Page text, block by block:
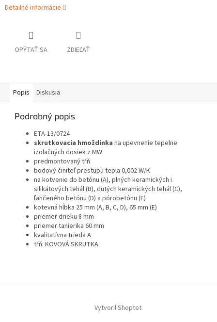
Detailné informácie
OPÝTAŤ SA ZDIEĽAŤ
Popis Diskusia
Podrobný popis
ETA-13/0724
skrutkovacia hmoždinka na upevnenie tepelne
izolačných dosiek z MW
predmontovaný tŕň
bodový činiteľ prestupu tepla 0,002 W/K
na kotvenie do betónu (A), plných keramických i
silikátových tehál (B), dutých keramických tehál (C),
ľahčeného betónu (D) a pórobetónu (E)
kotevná hĺbka 25 mm (A, B, C, D), 65 mm (E)
priemer drieku 8 mm
priemer tanierika 60 mm
kvalitatívna trieda A
tŕň: KOVOVÁ SKRUTKA
Vytvoril Shoptet